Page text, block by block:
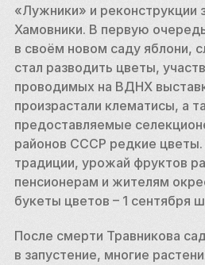
«Лужники» и реконструкции
Хамовники. В первую
в своём новом саду яблони,
стал разводить цветы,
проводимых на ВДНХ
произрастали клематисы, а
предоставляемые
районов СССР редкие
традиции, урожай фруктов
пенсионерам и жителям
букеты цветов – 1 сентября
После смерти Травникова
в запустение, многие